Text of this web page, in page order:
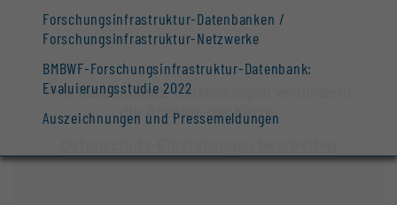
Forschungs­infrastruktur-Datenbanken /
Forschungs­infrastruktur-Netzwerke
BMBWF-Forschungsinfrastruktur-Datenbank:
Evaluierungsstudie 2022
Auszeichnungen und Pressemeldungen
Ihre Datenschutz-Einstellungen verhindern
die Anzeige der Karte.